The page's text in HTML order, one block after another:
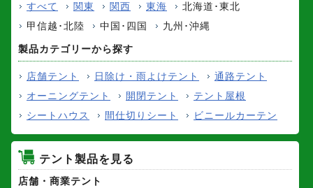
すべて 関東 関西 東海
北海道･東北
甲信越･北陸
中国･四国 九州･沖縄
製品カテゴリーから探す
店舗テント 日除け・雨よけテント
通路テント
オーニングテント
開閉テント
テント屋根
シートハウス
間仕切りシート ビニールカーテン
テント製品を見る
店舗・商業テント